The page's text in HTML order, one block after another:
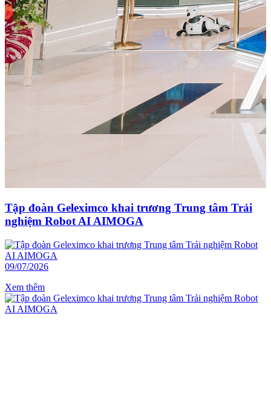
Tập đoàn Geleximco khai trương Trung tâm Trải
nghiệm Robot AI AIMOGA
09/07/2026
Xem thêm